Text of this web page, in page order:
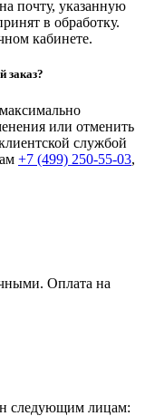
почту, указанную
в обработку.
кабинете.
заказ?
или отменить
службой
+7 (499) 250-55-03,
Оплата на
следующим лицам: